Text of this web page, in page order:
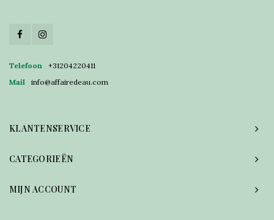
Telefoon
+31204220411
Mail
info@affairedeau.com
KLANTENSERVICE
CATEGORIEËN
MIJN ACCOUNT